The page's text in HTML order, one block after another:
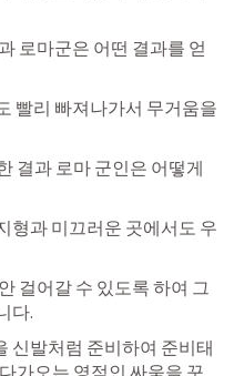
로마군은 어떤 결과를 얻
빨리 빠져나가서 무거움을
형과 미끄러운 곳에서도 우
걸어갈 수 있도록 하여 그
다.
신발처럼 준비하여 준비태
가오는 영적인 싸움을 꾸